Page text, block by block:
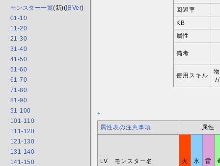
モンスター一覧(新)( 旧Ver)
01-10
11-20
21-30
31-40
41-50
51-60
61-70
71-80
81-90
91-100
101-110
111-120
121-130
131-140
141-150
回避率
KB
属性
備考
使用スキル
†
属性表の注意事項
属性
LV モンスター名 火 氷 雷